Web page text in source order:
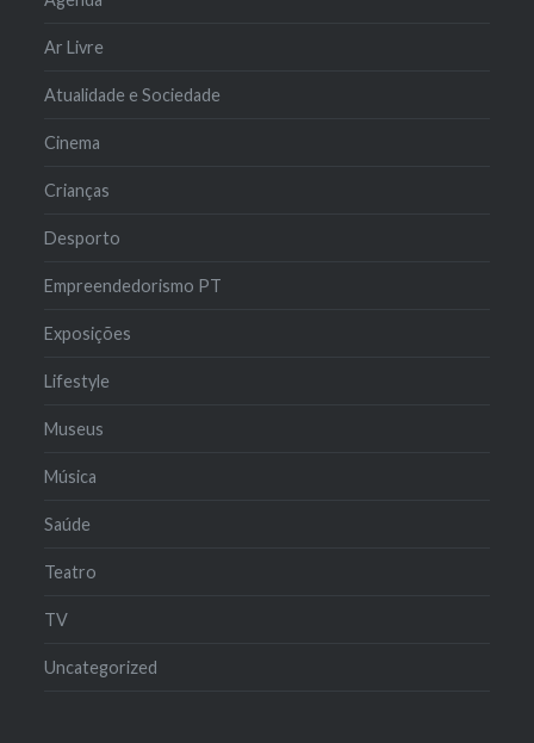
Ar Livre
Atualidade e Sociedade
Cinema
Crianças
Desporto
Empreendedorismo PT
Exposições
Lifestyle
Museus
Música
Saúde
Teatro
TV
Uncategorized